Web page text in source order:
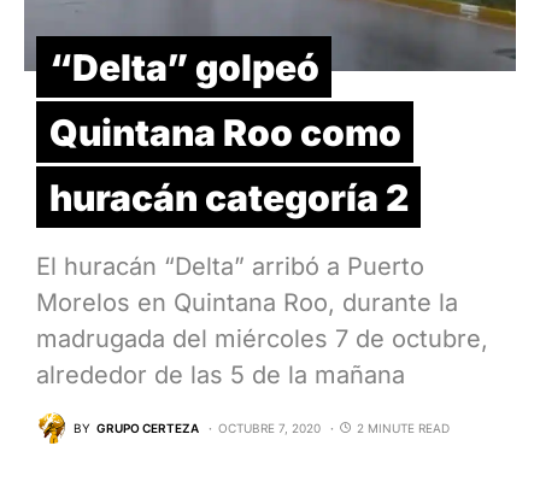
“Delta” golpeó
Quintana Roo como
huracán categoría 2
El huracán “Delta” arribó a Puerto
Morelos en Quintana Roo, durante la
madrugada del miércoles 7 de octubre,
alrededor de las 5 de la mañana
BY GRUPO CERTEZA OCTUBRE 7, 2020 2 MINUTE READ